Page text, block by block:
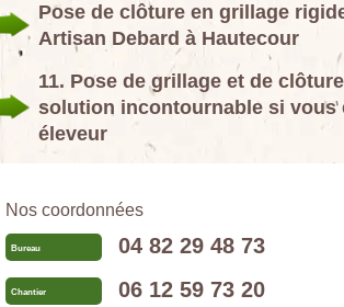
Pose de clôture en grillage
Artisan Debard à Hautecour
11. Pose de grillage et de
solution incontournable si vous
éleveur
Nos coordonnées
Bureau 04 82 29 48 73
Chantier 06 12 59 73 20